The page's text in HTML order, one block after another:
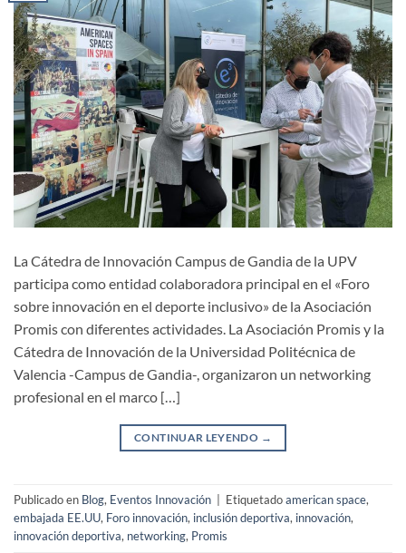
La Cátedra de Innovación Campus de Gandia de la UPV
participa como entidad colaboradora principal en el «Foro
sobre innovación en el deporte inclusivo» de la Asociación
Promis con diferentes actividades. La Asociación Promis y la
Cátedra de Innovación de la Universidad Politécnica de
Valencia -Campus de Gandia-, organizaron un networking
profesional en el marco […]
CONTINUAR LEYENDO →
Publicado en Blog, Eventos Innovación Etiquetadoamerican space,
embajada EE.UU, Foro innovación, inclusión deportiva, innovación,
innovación deportiva, networking, Promis